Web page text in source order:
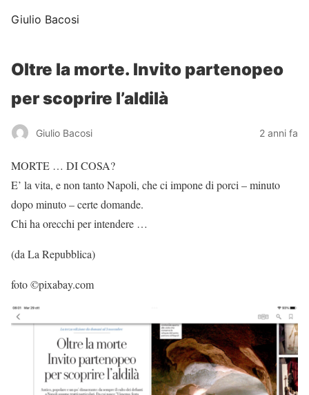
Giulio Bacosi
Oltre la morte. Invito partenopeo
per scoprire l’aldilà
Giulio Bacosi 2 anni fa
MORTE … DI COSA?
E’ la vita, e non tanto Napoli, che ci impone di porci – minuto
dopo minuto – certe domande.
Chi ha orecchi per intendere …
(da La Repubblica)
foto ©pixabay.com